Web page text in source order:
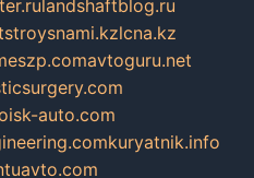
landshaftblog.ru
stroysnami.kzlcna.kz
avtoguru.net
auto.com
kuryatnik.info